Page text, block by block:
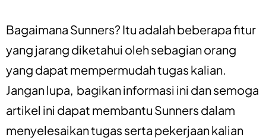
Bagaimana Sunners? Itu adalah beberapa fitur
yang jarang diketahui oleh sebagian orang
yang dapat mempermudah tugas kalian.
Jangan lupa, bagikan informasi ini dan semoga
artikel ini dapat membantu Sunners dalam
menyelesaikan tugas serta pekerjaan kalian